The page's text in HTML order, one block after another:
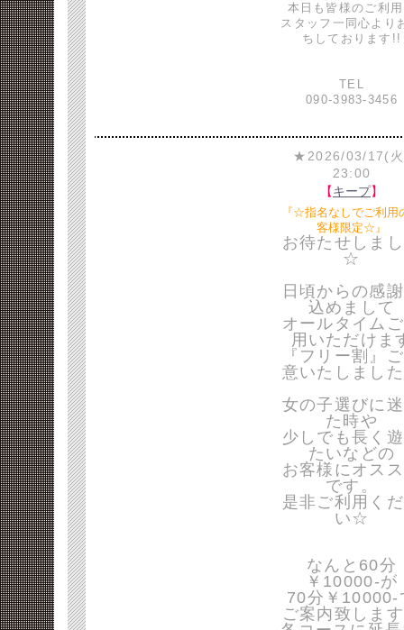
本日も皆様のご利
スタッフ一同心より
ちしております!!
TEL
090-3983-3456
★2026/03/17(
23:00
【キープ】
『☆指名なしでご利用
客様限定☆』
お待たせしま
☆
日頃からの感
込めまして
オールタイム
用いただけま
『フリー割』
意いたしまし
女の子選びに
た時や
少しでも長く
たいなどの
お客様にオス
です。
是非ご利用く
い☆
なんと60分
￥10000-が
70分￥10000-
ご案内致しま